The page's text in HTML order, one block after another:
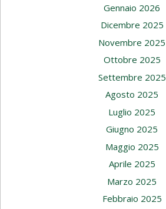
Gennaio 2026
Dicembre 2025
Novembre 2025
Ottobre 2025
Settembre 2025
Agosto 2025
Luglio 2025
Giugno 2025
Maggio 2025
Aprile 2025
Marzo 2025
Febbraio 2025